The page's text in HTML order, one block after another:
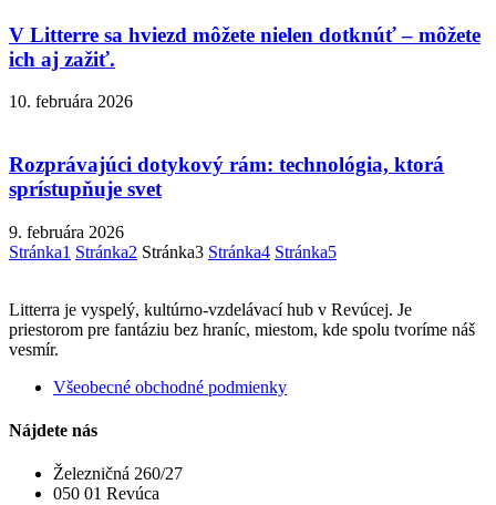
V Litterre sa hviezd môžete nielen dotknúť – môžete
ich aj zažiť.
10. februára 2026
Rozprávajúci dotykový rám: technológia, ktorá
sprístupňuje svet
9. februára 2026
Stránka1 Stránka2 Stránka3 Stránka4 Stránka5
Litterra je vyspelý, kultúrno-vzdelávací hub v Revúcej. Je
priestorom pre fantáziu bez hraníc, miestom, kde spolu tvoríme náš
vesmír.
Všeobecné obchodné podmienky
Nájdete nás
Železničná 260/27
050 01 Revúca